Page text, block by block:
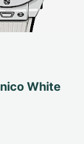
White